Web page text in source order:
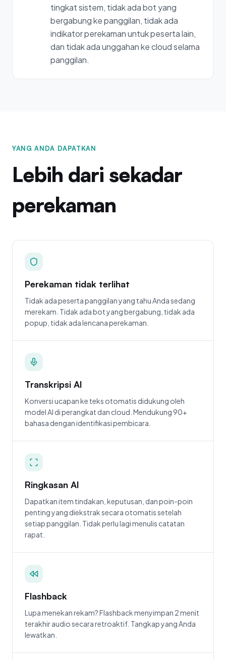
tingkat sistem, tidak ada bot yang
bergabung ke panggilan, tidak ada
indikator perekaman untuk peserta lain,
dan tidak ada unggahan ke cloud selama
panggilan.
YANG ANDA DAPATKAN
Lebih dari sekadar
perekaman
Perekaman tidak terlihat
Tidak ada peserta panggilan yang tahu Anda sedang
merekam. Tidak ada bot yang bergabung, tidak ada
popup, tidak ada lencana perekaman.
Transkripsi AI
Konversi ucapan ke teks otomatis didukung oleh
model AI di perangkat dan cloud. Mendukung 90+
bahasa dengan identifikasi pembicara.
Ringkasan AI
Dapatkan item tindakan, keputusan, dan poin-poin
penting yang diekstrak secara otomatis setelah
setiap panggilan. Tidak perlu lagi menulis catatan
rapat.
Flashback
Lupa menekan rekam? Flashback menyimpan 2 menit
terakhir audio secara retroaktif. Tangkap yang Anda
lewatkan.